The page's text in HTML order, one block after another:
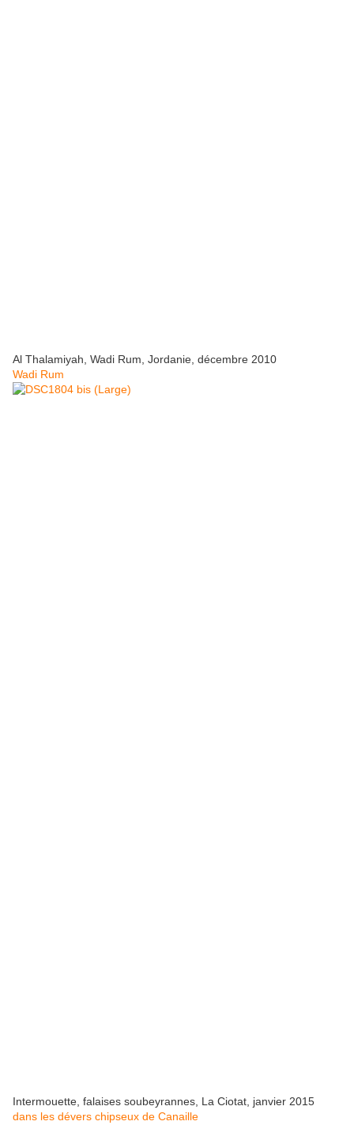
Al Thalamiyah, Wadi Rum, Jordanie, décembre 2010
Wadi Rum
Intermouette, falaises soubeyrannes, La Ciotat, janvier 2015
dans les dévers chipseux de Canaille